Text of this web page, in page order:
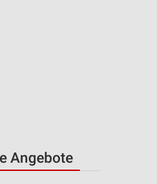
Angebote